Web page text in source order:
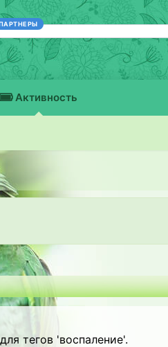
Активность
тегов 'воспаление'.